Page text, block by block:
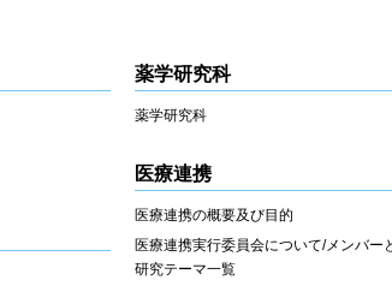
薬学研究科
薬学研究科
医療連携
医療連携の概要及び目的
医療連携実行委員会について/メンバー
研究テーマ一覧